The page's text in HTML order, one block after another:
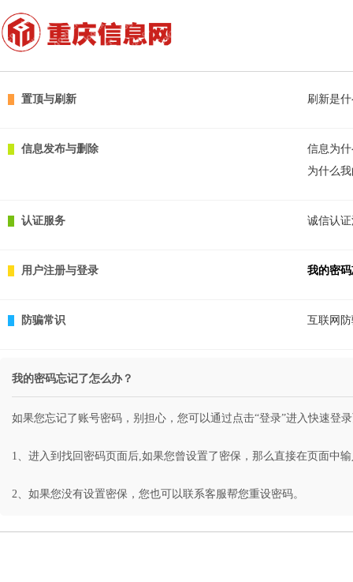
置顶与刷新 刷新是
信息发布与删除
信息为
为什么
认证服务 诚信认
用户注册与登录 我的密
防骗常识 互联网
我的密码忘记了怎么办？
如果您忘记了账号密码，别担心，您可以通过点击“登录”进入快速登
1、进入到找回密码页面后,如果您曾设置了密保，那么直接在页面中
2、如果您没有设置密保，您也可以联系客服帮您重设密码。